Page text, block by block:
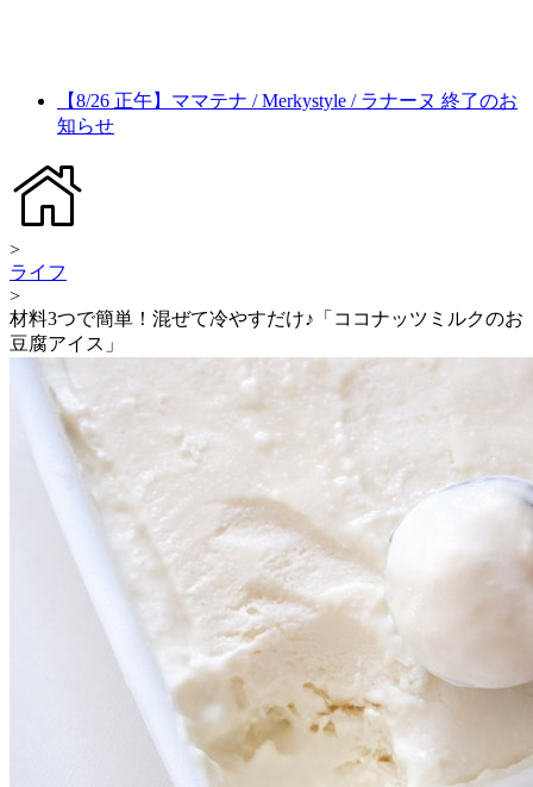
【8/26 正午】ママテナ / Merkystyle / ラナーヌ 終了のお
知らせ
>
ライフ
>
材料3つで簡単！混ぜて冷やすだけ♪「ココナッツミルクのお
豆腐アイス」